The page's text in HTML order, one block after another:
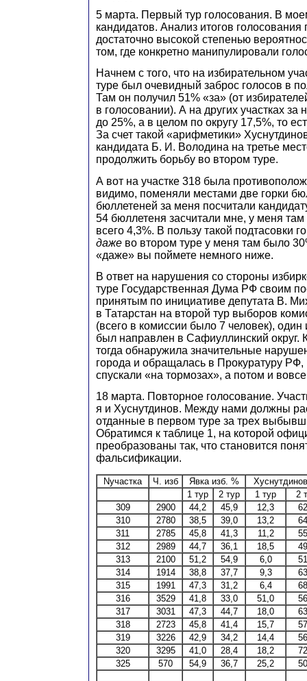
5 марта. Первый тур голосования. В
кандидатов. Анализ итогов голосования
достаточно высокой степенью
том, где конкретно манипулировали
Начнем с того, что на избирательном
туре был очевидный заброс голосов в
Там он получил 51% «за» (от
в голосовании). А на других участках за
до 25%, а в целом по округу 17,5%, то
За счет такой «арифметики»
кандидата Б. И. Володина на третье
продолжить борьбу во втором туре.
А вот на участке 318 была
видимо, поменяли местами две горки
бюллетеней за меня посчитали
54 бюллетеня засчитали мне, у меня там
всего 4,3%. В пользу такой подтасовки
даже во втором туре у меня там было
«даже» вы поймете немного ниже.
В ответ на нарушения со стороны
туре Государственная Дума РФ своим
принятым по инициативе депутата В.
в Татарстан на второй тур выборов
(всего в комиссии было 7 человек), один
был направлен в Сафиуллинский округ.
тогда обнаружила значительные
города и обращалась в Прокуратуру РФ,
спускали «на тормозах», а потом и
18 марта. Повторное голосование.
я и Хуснутдинов. Между нами должны
отданные в первом туре за трех
Обратимся к таблице 1, на которой
преобразованы так, что становится
фальсификации.
Nучастка Ч. изб Явка изб. %
1 тур
2 тур 1 тур
2
309
2900 44,2 45,9 12,3
310
2780 38,5 39,0 13,2
311
2785 45,8 41,3 11,2
312
2989 44,7 36,1 18,5
313
2100 51,2 54,9 6,0
314
1914 38,8 37,7 9,3
315
1991 47,3 31,2 6,4
316
3529 41,8 33,0 51,0
317
3031 47,3 44,7 18,0
318
2723 45,8 41,4 15,7
319
3226 42,9 34,2 14,4
320
3295 41,0 28,4 18,2
325
570 54,9 36,7 25,2